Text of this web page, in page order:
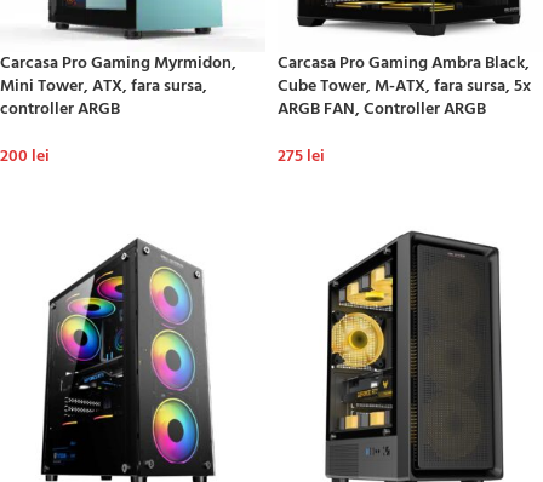
Carcasa Pro Gaming Myrmidon,
Mini Tower, ATX, fara sursa,
controller ARGB
200 lei
Carcasa Pro Gaming Ambra Black,
Cube Tower, M-ATX, fara sursa, 5x
ARGB FAN, Controller ARGB
275lei